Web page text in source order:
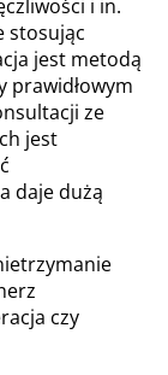
i in.
stosując
jest metodą
prawidłowym
ze
jest
daje dużą
czy